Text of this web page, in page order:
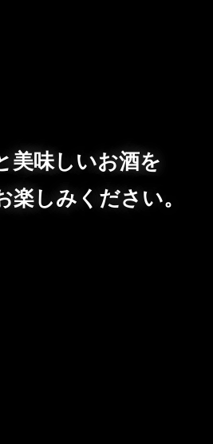
美味しいお酒を
楽しみください。